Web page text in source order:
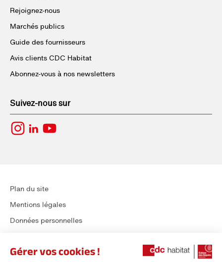
Rejoignez-nous
Marchés publics
Guide des fournisseurs
Avis clients CDC Habitat
Abonnez-vous à nos newsletters
Suivez-nous sur
Plan du site
Mentions légales
Données personnelles
Déclaration d’écoconception